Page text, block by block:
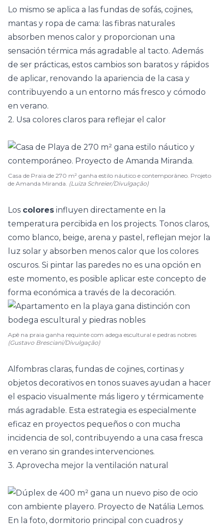
Lo mismo se aplica a las fundas de sofás, cojines,
mantas y ropa de cama: las fibras naturales
absorben menos calor y proporcionan una
sensación térmica más agradable al tacto. Además
de ser prácticas, estos cambios son baratos y rápidos
de aplicar, renovando la apariencia de la casa y
contribuyendo a un entorno más fresco y cómodo
en verano.
2. Usa colores claros para reflejar el calor
Casa de Praia de 270 m² ganha estilo náutico e contemporâneo. Projeto
de Amanda Miranda. (Luiza Schreier/Divulgação)
Los colores influyen directamente en la
temperatura percibida en los projects. Tonos claros,
como blanco, beige, arena y pastel, reflejan mejor la
luz solar y absorben menos calor que los colores
oscuros. Si pintar las paredes no es una opción en
este momento, es posible aplicar este concepto de
forma económica a través de la decoración.
Apê na praia ganha requinte com adega escultural e pedras nobres
(Gustavo Bresciani/Divulgação)
Alfombras claras, fundas de cojines, cortinas y
objetos decorativos en tonos suaves ayudan a hacer
el espacio visualmente más ligero y térmicamente
más agradable. Esta estrategia es especialmente
eficaz en proyectos pequeños o con mucha
incidencia de sol, contribuyendo a una casa fresca
en verano sin grandes intervenciones.
3. Aprovecha mejor la ventilación natural